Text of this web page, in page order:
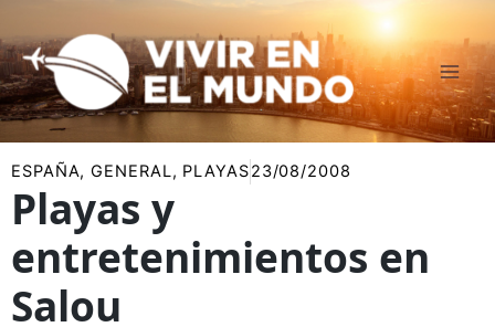
al
contenido
ESPAÑA,GENERAL, PLAYAS23/08/2008
Playas y
entretenimientos en
Salou